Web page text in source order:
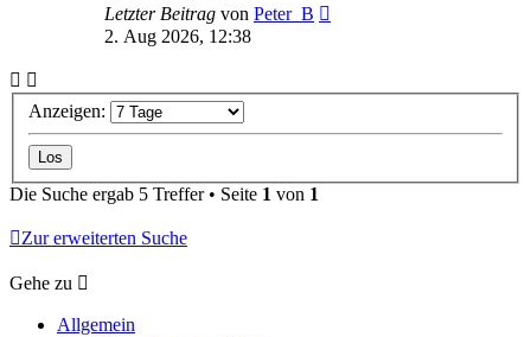
Letzter Beitrag von Peter_B
2. Aug 2026, 12:38
Anzeigen:
Die Suche ergab 5 Treffer • Seite 1 von 1
Zur erweiterten Suche
Gehe zu
Allgemein